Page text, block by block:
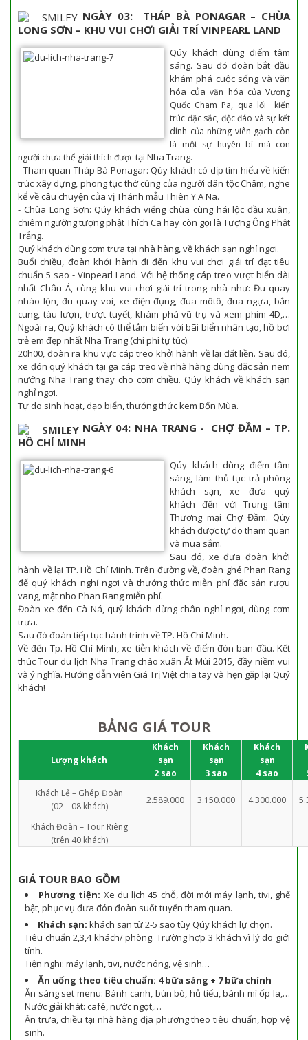
NGÀY 03: THÁP BÀ PONAGAR – CHÙA
LONG SƠN – KHU VUI CHƠI GIẢI TRÍ VINPEARL LAND
Qúy khách dùng điểm tâm
sáng. Sau đó đoàn bắt đầu
khám phá cuộc sống và văn
hóa củavăn hóa của Vương
Quốc Cham Pa, qua lối kiến
trúc đặc sắc, độc đáo và sự kết
dính của những viên gạch còn
là một sự huyền bí mà con
người chưa thể giải thích đượctại Nha Trang.
- Tham quan Tháp Bà Ponagar: Qúy khách có dịp tìm hiểu về kiến
trúc xây dựng, phong tục thờ cúng của người dân tộc Chăm, nghe
kể về câu chuyện của vị Thánh mẫu Thiên Y A Na.
- Chùa Long Sơn: Qúy khách viếng chùa cùng hái lộc đầu xuân,
chiêm ngưỡng tượng phật Thích Ca hay còn gọi là Tượng Ông Phật
Trắng.
Quý khách dùng cơm trưa tại nhà hàng, về khách sạn nghỉ ngơi.
Buổi chiều, đoàn khởi hành đi đến khu vui chơi giải trí đạt tiêu
chuẩn 5 sao - Vinpearl Land. Với hệ thống cáp treo vượt biển dài
nhất Châu Á, cùng khu vui chơi giải trí trong nhà như: Đu quay
nhào lộn, đu quay voi, xe điện đụng, đua môtô, đua ngựa, bắn
cung, tàu lượn, trượt tuyết, khám phá vũ trụ và xem phim 4D,…
Ngoài ra, Quý khách có thể tắm biển với bãi biển nhân tạo, hồ bơi
trẻ em đẹp nhất Nha Trang (chi phí tự túc).
20h00, đoàn ra khu vực cáp treo khởi hành về lại đất liền. Sau đó,
xe đón quý khách tại ga cáp treo về nhà hàng dùng đặc sản nem
nướng Nha Trang thay cho cơm chiều. Qúy khách về khách sạn
nghỉ ngơi.
Tự do sinh hoạt, dạo biển, thưởng thức kem Bốn Mùa.
NGÀY 04: NHA TRANG - CHỢ ĐẦM – TP.
HỒ CHÍ MINH
Qúy khách dùng điểm tâm
sáng, làm thủ tục trả phòng
khách sạn, xe đưa quý
khách đến với Trung tâm
Thương mại Chợ Đầm. Qúy
khách được tự do tham quan
và mua sắm.
Sau đó, xe đưa đoàn khởi
hành về lại TP. Hồ Chí Minh. Trên đường về, đoàn ghé Phan Rang
để quý khách nghỉ ngơi và thưởng thức miễn phí đặc sản rượu
vang, mật nho Phan Rang miễn phí.
Đoàn xe đến Cà Ná, quý khách dừng chân nghỉ ngơi, dùng cơm
trưa.
Sau đó đoàn tiếp tục hành trình về TP. Hồ Chí Minh.
Về đến Tp. Hồ Chí Minh, xe tiễn khách về điểm đón ban đầu. Kết
thúc Tour du lịch Nha Trang chào xuân Ất Mùi 2015, đầy niềm vui
và ý nghĩa. Hướng dẫn viên Giá Trị Việt chia tay và hẹn gặp lại Quý
khách!
BẢNG GIÁ TOUR
Lượng khách
Khách
sạn
2 sao
Khách
sạn
3 sao
Khách
sạn
4 sao
Khách Lẻ – Ghép Đoàn
(02 – 08 khách)
2.589.000 3.150.000 4.300.000
Khách Đoàn – Tour Riêng
(trên 40 khách)
GIÁ TOUR BAO GỒM
Phương tiện: Xe du lịch 45 chỗ, đời mới máy lạnh, tivi, ghế
bật, phục vụ đưa đón đoàn suốt tuyến tham quan.
Khách sạn: khách sạn từ 2-5 sao tùy Qúy khách lự chọn.
Tiêu chuẩn 2,3,4 khách/ phòng. Trường hợp 3 khách vì lý do giới
tính.
Tiện nghi: máy lạnh, tivi, nước nóng, vệ sinh…
Ăn uống theo tiêu chuẩn: 4 bữa sáng + 7 bữa chính
Ăn sáng set menu: Bánh canh, bún bò, hủ tiếu, bánh mì ốp la,…
Nước giải khát: café, nước ngọt,…
Ăn trưa, chiều tại nhà hàng địa phương theo tiêu chuẩn, hợp vệ
sinh.